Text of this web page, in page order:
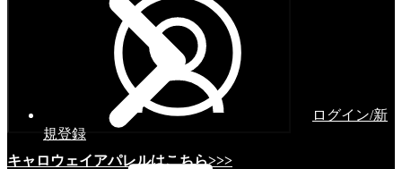
キャロウェイアパレルはこちら>>>
ログイン/新
規登録